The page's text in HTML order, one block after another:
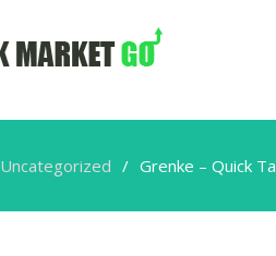
Uncategorized Grenke – Quick